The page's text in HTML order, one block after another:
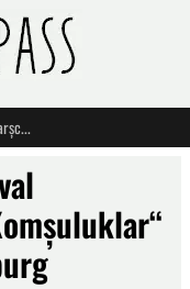
Transkulturelles Festival „Nachbarșchaften – Komșuluklar“ - Thalia Theater Hamburg